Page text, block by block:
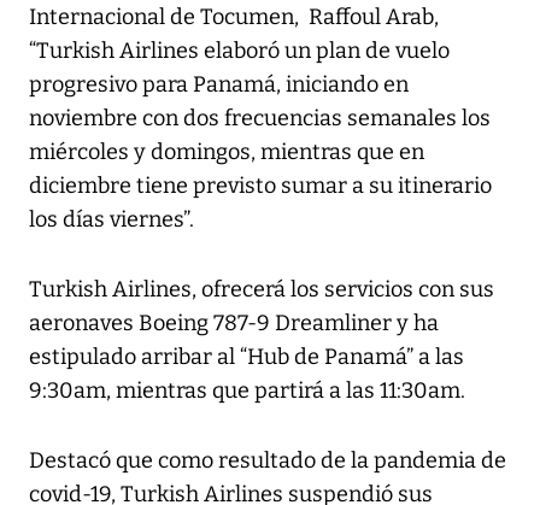
Internacional de Tocumen, Raffoul Arab,
“Turkish Airlines elaboró un plan de vuelo
progresivo para Panamá, iniciando en
noviembre con dos frecuencias semanales los
miércoles y domingos, mientras que en
diciembre tiene previsto sumar a su itinerario
los días viernes”.
Turkish Airlines, ofrecerá los servicios con sus
aeronaves Boeing 787-9 Dreamliner y ha
estipulado arribar al “Hub de Panamá” a las
9:30am, mientras que partirá a las 11:30am.
Destacó que como resultado de la pandemia de
covid-19, Turkish Airlines suspendió sus